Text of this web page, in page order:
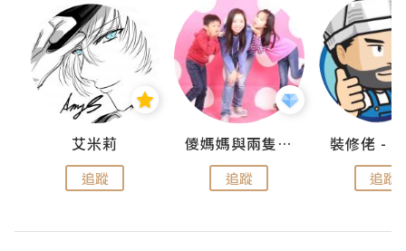
艾米莉
追蹤
儍媽媽與兩隻小魔怪之家
追蹤 追蹤